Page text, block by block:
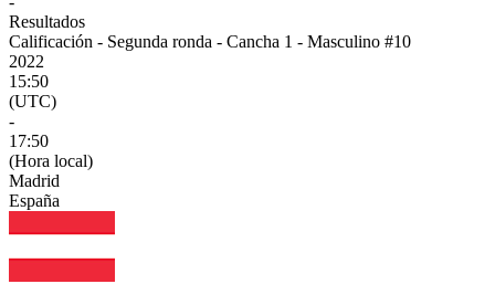
Resultados
Calificación - Segunda ronda - Cancha 1 - Masculino #10
2022
15:50
(UTC)
-
17:50
(Hora local)
Madrid
España